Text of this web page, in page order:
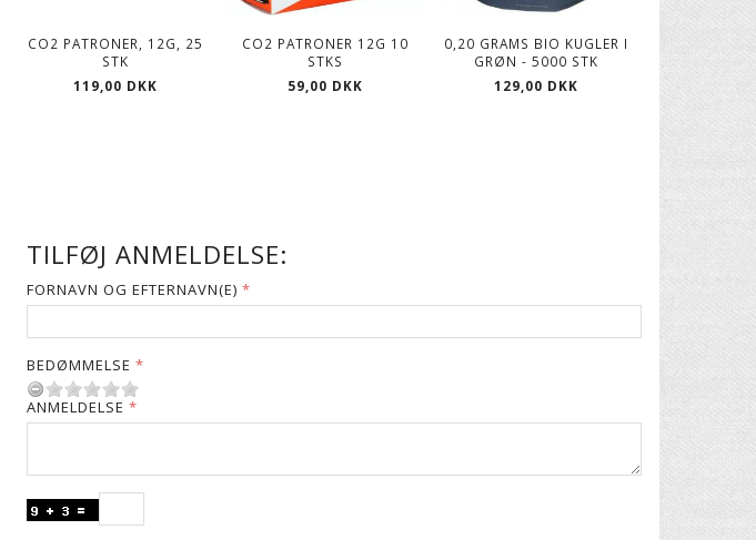
CO2 PATRONER, 12G, 25
STK
119,00 DKK
CO2 PATRONER 12G 10
STKS
59,00 DKK
0,20 GRAMS BIO KUGLER I
GRØN - 5000 STK
129,00 DKK
0.20 GRAMS
TILFØJ ANMELDELSE:
FORNAVN OG EFTERNAVN(E)
BEDØMMELSE
ANMELDELSE